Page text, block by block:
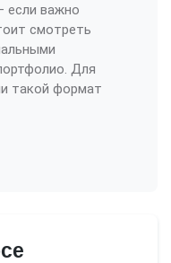
если важно
смотреть
Для
такой формат